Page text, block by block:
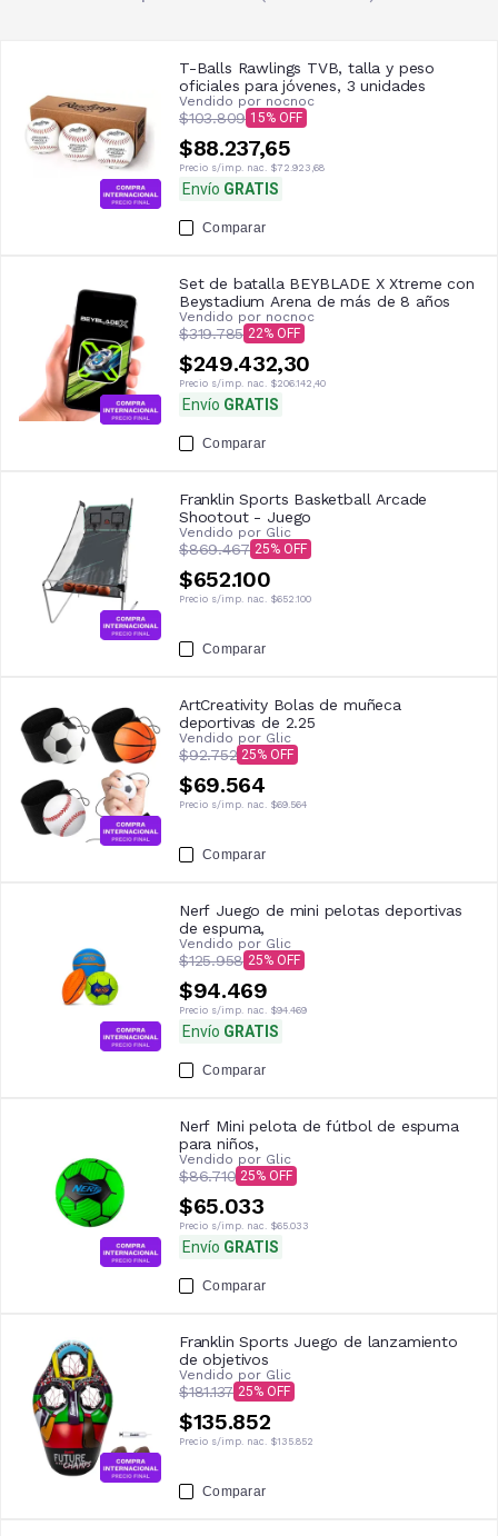
T-Balls Rawlings TVB, talla y peso
oficiales para jóvenes, 3 unidades
Vendido por nocnoc
$103.809 15
$88.237,65
Precio s/imp. nac. $72.923,68
Envío GRATIS
Comparar
Set de batalla BEYBLADE X Xtreme con
Beystadium Arena de más de 8 años
Vendido por nocnoc
$319.785 22
$249.432,30
Precio s/imp. nac. $206.142,40
Envío GRATIS
Comparar
Franklin Sports Basketball Arcade
Shootout - Juego
Vendido por Glic
$869.467 25
$652.100
Precio s/imp. nac. $652.100
Comparar
ArtCreativity Bolas de muñeca
deportivas de 2.25
Vendido por Glic
$92.752 25
$69.564
Precio s/imp. nac. $69.564
Comparar
Nerf Juego de mini pelotas deportivas
de espuma,
Vendido por Glic
$125.958 25
$94.469
Precio s/imp. nac. $94.469
Envío GRATIS
Comparar
Nerf Mini pelota de fútbol de espuma
para niños,
Vendido por Glic
$86.710 25
$65.033
Precio s/imp. nac. $65.033
Envío GRATIS
Comparar
Franklin Sports Juego de lanzamiento
de objetivos
Vendido por Glic
$181.137 25
$135.852
Precio s/imp. nac. $135.852
Comparar